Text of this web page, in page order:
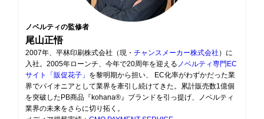
ノベルティの監修者
尾山正悟
2007年、平林印刷株式会社（現・ チャンスメーカー株式会社 ）に
入社。2005年ローンチ、今年で20周年を迎える ノベルティ専門EC
サイト「販促花子」 を黎明期から担い、 EC化率がわずかだった業
界でパイオニアとして業界を牽引し続けてきた。累計販売数1億個
を突破したPB商品『kohana®』ブランドを引っ提げ、ノベルティ
業界の未来をさらに切り拓く。